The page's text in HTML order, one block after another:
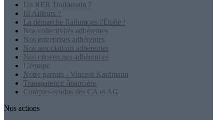
Un RER Toulousain ?
Et Ailleurs ?
La démarche Rallumons l'Étoile !
Nos collectivités adhérentes
Nos entreprises adhérentes
Nos associations adhérentes
Nos citoyen.nes adhérent.es
L'équipe
Notre parrain - Vincent Kaufmann
Transparence financière
Comptes-rendus des CA et AG
Nos actions